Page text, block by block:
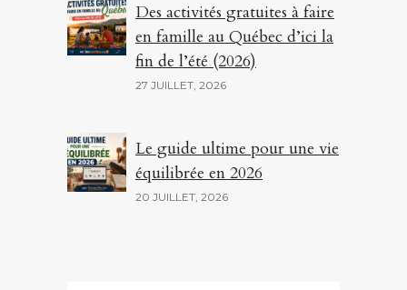
Des activités gratuites à faire
en famille au Québec d’ici la
fin de l’été (2026)
27 JUILLET, 2026
Le guide ultime pour une vie
équilibrée en 2026
20 JUILLET, 2026